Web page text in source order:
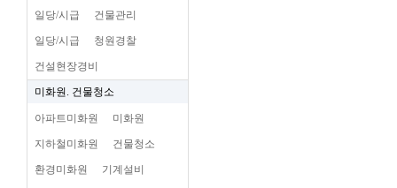
일당/시급 건물관리
일당/시급 청원경찰
건설현장경비
미화원. 건물청소
아파트미화원 미화원
지하철미화원 건물청소
환경미화원 기계설비